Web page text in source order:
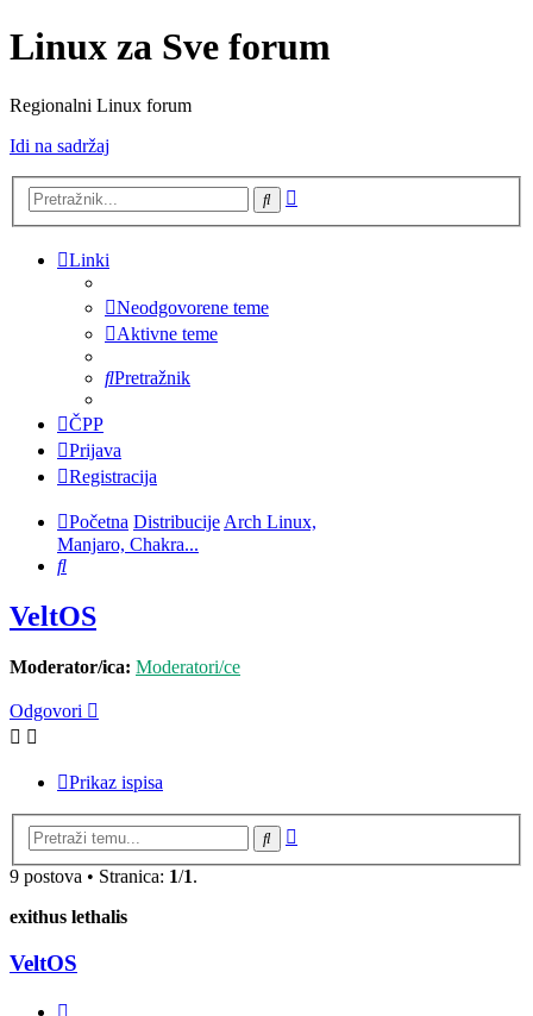
Linux za Sve forum
Regionalni Linux forum
Idi na sadržaj
Pretražnik
Linki
Neodgovorene teme
Aktivne teme
Pretražnik
ČPP
Prijava
Registracija
Početna DistribucijeArch Linux,
Manjaro, Chakra...
Pretražnik
VeltOS
Moderator/ica: Moderatori/ce
Odgovori
Prikaz ispisa
Pretražnik
9 postova • Stranica: 1/1.
exithus lethalis
VeltOS